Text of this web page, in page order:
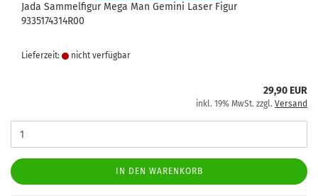
Jada Sammelfigur Mega Man Gemini Laser Figur
9335174314R00
Lieferzeit: nicht verfügbar
29,90 EUR
inkl. 19% MwSt. zzgl. Versand
IN DEN WARENKORB